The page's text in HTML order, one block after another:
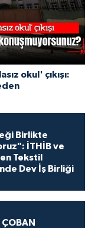
okul' çıkışı:
Birlikte
İTHİB ve
Tekstil
Dev İş Birliği
ÇOBAN